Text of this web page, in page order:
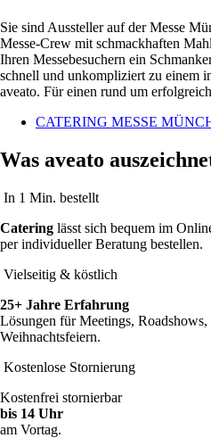
Sie sind Aussteller auf der Messe
Messe-Crew mit schmackhaften
Ihren Messebesuchern ein
schnell und unkompliziert zu einem
aveato. Für einen rund um
CATERING MESSE
Was aveato
In 1 Min. bestellt
Catering lässt sich bequem im
per individueller Beratung bestellen.
Vielseitig & köstlich
25+ Jahre Erfahrung
Lösungen für Meetings, Roadshows,
Weihnachtsfeiern.
Kostenlose Stornierung
Kostenfrei stornierbar
bis 14 Uhr
am Vortag.